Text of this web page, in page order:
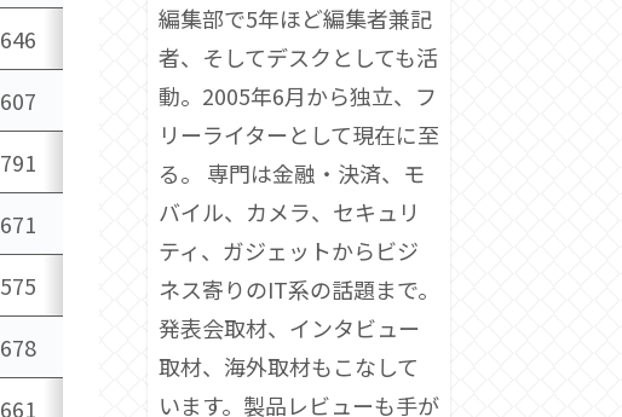
646
607
791
671
575
678
661
編集部で5年ほど編集者兼記
者、そしてデスクとしても活
動。2005年6月から独立、フ
リーライターとして現在に至
る。 専門は金融・決済、モ
バイル、カメラ、セキュリ
ティ、ガジェットからビジ
ネス寄りのIT系の話題まで。
発表会取材、インタビュー
取材、海外取材もこなして
います。製品レビューも手が